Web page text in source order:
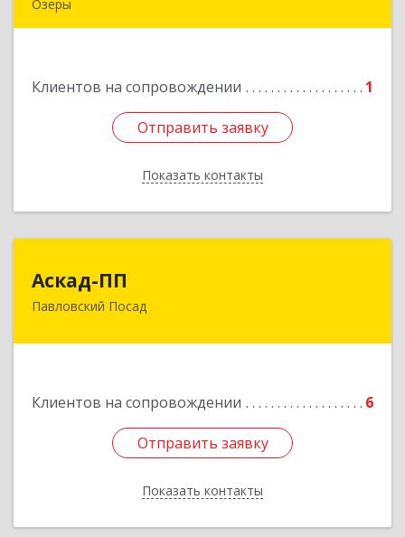
Озеры
Клиентов на сопровождении 1
Отправить заявку
Показать контакты
Подробнее
Отправить заявку
Назад
Аскад-ПП
Павловский Посад
Клиентов на сопровождении 6
Отправить заявку
Показать контакты
142500, Московская обл, Павловский Посад г,
Отправить заявку
Назад